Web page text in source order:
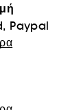
Paypal